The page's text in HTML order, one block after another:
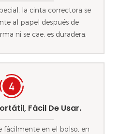
la cinta correctora se
al papel después de
ni se cae, es duradera.
Fácil De Usar.
fácilmente en el bolso, en